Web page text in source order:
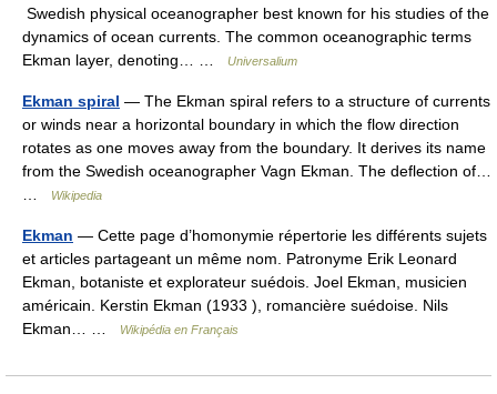
Swedish physical oceanographer best known for his studies of the
dynamics of ocean currents. The common oceanographic terms
Ekman layer, denoting… …
Universalium
Ekman spiral — The Ekman spiral refers to a structure of currents
or winds near a horizontal boundary in which the flow direction
rotates as one moves away from the boundary. It derives its name
from the Swedish oceanographer Vagn Ekman. The deflection of…
Wikipedia
Ekman — Cette page d’homonymie répertorie les différents sujets
et articles partageant un même nom. Patronyme Erik Leonard
Ekman, botaniste et explorateur suédois. Joel Ekman, musicien
américain. Kerstin Ekman (1933 ), romancière suédoise. Nils
Ekman… …
Wikipédia en Français